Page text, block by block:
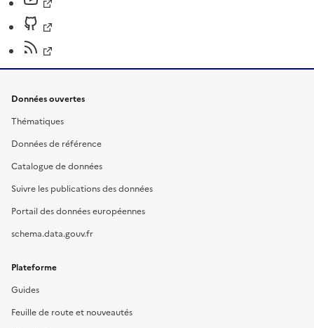
Données ouvertes
Thématiques
Données de référence
Catalogue de données
Suivre les publications des données
Portail des données européennes
schema.data.gouv.fr
Plateforme
Guides
Feuille de route et nouveautés